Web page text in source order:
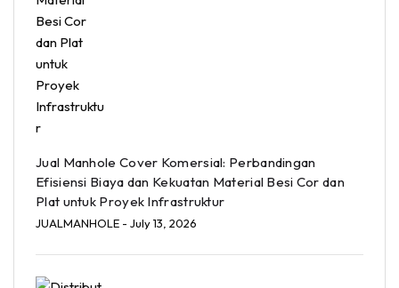
Jual Manhole Cover Komersial: Perbandingan
Efisiensi Biaya dan Kekuatan Material Besi Cor dan
Plat untuk Proyek Infrastruktur
JUALMANHOLE - July 13, 2026